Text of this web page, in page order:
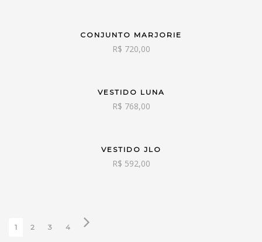
VER OPÇÕES
R$ 720,00
CONJUNTO MARJORIE
VER OPÇÕES
R$ 768,00
VESTIDO LUNA
VER OPÇÕES
R$ 592,00
VESTIDO JLO
1 2 3 4